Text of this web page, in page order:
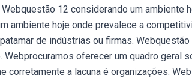
12 considerando um ambiente
ambiente hoje onde prevalece a
de indústrias ou firmas.
Webprocuramos oferecer um quadro geral
corretamente a lacuna é organizações.